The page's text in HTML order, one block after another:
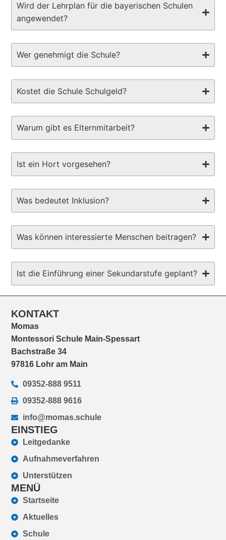
Wird der Lehrplan für die bayerischen Schulen
angewendet?
Wer genehmigt die Schule?
Kostet die Schule Schulgeld?
Warum gibt es Elternmitarbeit?
Ist ein Hort vorgesehen?
Was bedeutet Inklusion?
Was können interessierte Menschen beitragen?
Ist die Einführung einer Sekundarstufe geplant?
KONTAKT
Momas
Montessori Schule Main-Spessart
Bachstraße 34
97816 Lohr am Main
09352-888 9511
09352-888 9616
info@momas.schule
EINSTIEG
Leitgedanke
Aufnahmeverfahren
Unterstützen
MENÜ
Startseite
Aktuelles
Schule